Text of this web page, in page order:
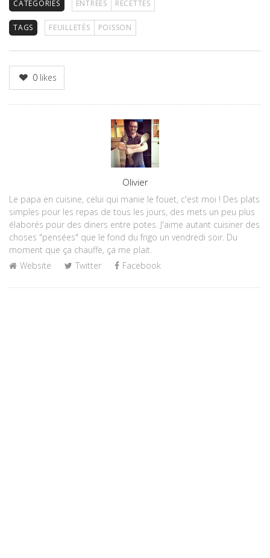
CATEGORIES ENTRÉES RECETTES
TAGS FEUILLETÉS POISSON
0 likes
Olivier
Le papa en cuisine, celui qui manie le fouet, c'est moi ! Des plats
simples pour les repas de tous les jours, des mets un peu plus
élaborés pour des diners entre potes. J'aime autant cuisiner des
choses "pensées" que le fond du frigo un vendredi soir. Du
moment que ça chauffe, ça me plait.
Website
Twitter Facebook